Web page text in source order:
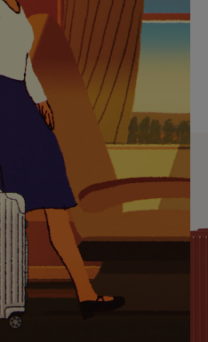
GESCHENKEN
metgezel
reis